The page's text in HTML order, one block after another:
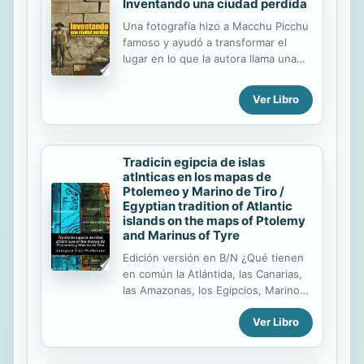
intentan mantener su influencia en el
nuevo continente a través de la
economía • Seguir los pasos de John
Adams, que logra convencer...
Inventando una ciudad perdida
Una fotografía hizo a Macchu Picchu
famoso y ayudó a transformar el
lugar en lo que la autora llama una
utopía andina encontrada. Desde
entonces el lugar no ha sido el
mismo. El libro trata sobre el ejercicio
tecnologías de visualización para
moldear el conocimiento sobre las
naciones, los pueblos y el pasado
convertido en patrimonio nacional.
Hiram Bingham y las tres
expediciones de Yale (1911, 1912,
1914-1915) presentaron a Macchu
Picchu y al Perú ante el mundo,
modelando su imagen muchos siglos
Ver Libro
Tradicin egipcia de islas
atlnticas en los mapas de
Ptolemeo y Marino de Tiro /
Egyptian tradition of Atlantic
islands on the maps of Ptolemy
and Marinus of Tyre
Edición versión en B/N ¿Qué tienen
en común la Atlántida, las Canarias,
las Amazonas, los Egipcios, Marino
de Tiro y Claudio Ptolemeo? La
respuesta se halla en este nuevo
libro de la serie de Atlantología
Ver Libro